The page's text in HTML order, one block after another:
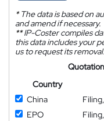
*The data is based on
and amend if necessary.
**IP-Coster compiles
this data includes your
us to request its removal.
Country
China
EPO